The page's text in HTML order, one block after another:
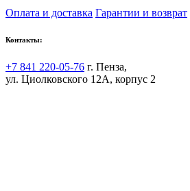
Оплата и доставка Гарантии и возврат
Контакты:
+7 841 220-05-76 г. Пенза,
ул. Циолковского 12А, корпус 2